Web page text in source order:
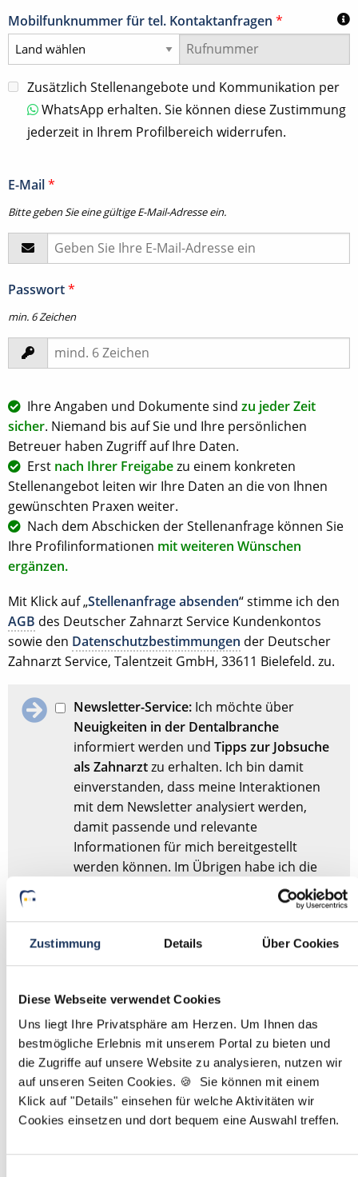
Zustimmung Details Über Cookies
Diese Webseite verwendet Cookies
Uns liegt Ihre Privatsphäre am Herzen. Um Ihnen das
bestmögliche Erlebnis mit unserem Portal zu bieten und
die Zugriffe auf unsere Website zu analysieren, nutzen wir
auf unseren Seiten Cookies. 🍪 Sie können mit einem
Klick auf "Details" einsehen für welche Aktivitäten wir
Cookies einsetzen und dort bequem eine Auswahl treffen.
Mobilfunknummer für tel. Kontaktanfragen *
Zusätzlich Stellenangebote und Kommunikation per
WhatsApp erhalten. Sie können diese Zustimmung
jederzeit in Ihrem Profilbereich widerrufen.
E-Mail*
Bitte geben Sie eine gültige E-Mail-Adresse ein.
Passwort*
min. 6 Zeichen
Ihre Angaben und Dokumente sind zu jeder Zeit
sicher. Niemand bis auf Sie und Ihre persönlichen
Betreuer haben Zugriff auf Ihre Daten.
Erst nach Ihrer Freigabezu einem konkreten
Stellenangebot leiten wir Ihre Daten an die von Ihnen
gewünschten Praxen weiter.
Nach dem Abschicken der Stellenanfrage können Sie
Ihre Profilinformationen mit weiteren Wünschen
ergänzen.
Mit Klick auf „Stellenanfrage absenden“ stimme ich den
AGB des Deutscher Zahnarzt Service Kundenkontos
sowie den Datenschutzbestimmungen der Deutscher
Zahnarzt Service, Talentzeit GmbH, 33611 Bielefeld. zu.
Newsletter-Service: Ich möchte über
Neuigkeiten in der Dentalbranche
informiert werden undTipps zur Jobsuche
als Zahnarztzu erhalten. Ich bin damit
einverstanden, dass meine Interaktionen
mit dem Newsletter analysiert werden,
damit passende und relevante
Informationen für mich bereitgestellt
werden können. Im Übrigen habe ich die
gelesen und bin mit
Stellenanfrage absenden
Sie haben dieses Formular schonmal abgesendet?
müssen Sie das Formular nicht erneut abschicken,
sondern nurhierIhre Angaben für die Stellensuche
anpassen.
Mit*markierte Felder sind Pflichtfelder